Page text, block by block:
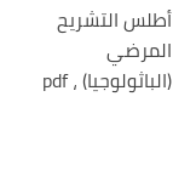
أطلس التشريح
المرضي
(الباثولوجيا) ، pdf